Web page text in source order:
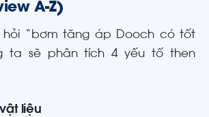
A-Z)
“bơm tăng áp Dooch có tốt
ta sẽ phân tích 4 yếu tố then
liệu